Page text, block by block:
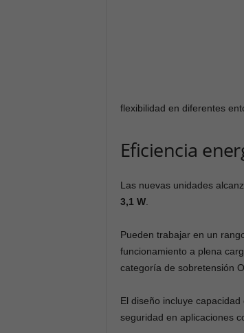
flexibilidad en diferentes
Eficiencia
Las nuevas unidades
3,1 W
Pueden trabajar en un
funcionamiento a plena
categoría de sobretensión
El diseño incluye capacidad
seguridad en aplicaciones